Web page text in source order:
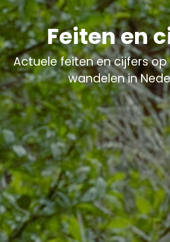
Feiten en
Actuele feiten en cijfers
wandelen in